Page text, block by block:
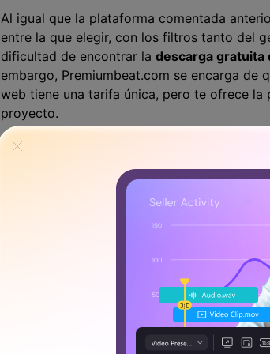
Al igual que la plataforma comentada
entre la que elegir, con los filtros tanto del
dificultad de encontrar la descarga gratuita
embargo, Premiumbeat.com se encarga de
web tiene una tarifa única, pero te ofrece
proyecto.